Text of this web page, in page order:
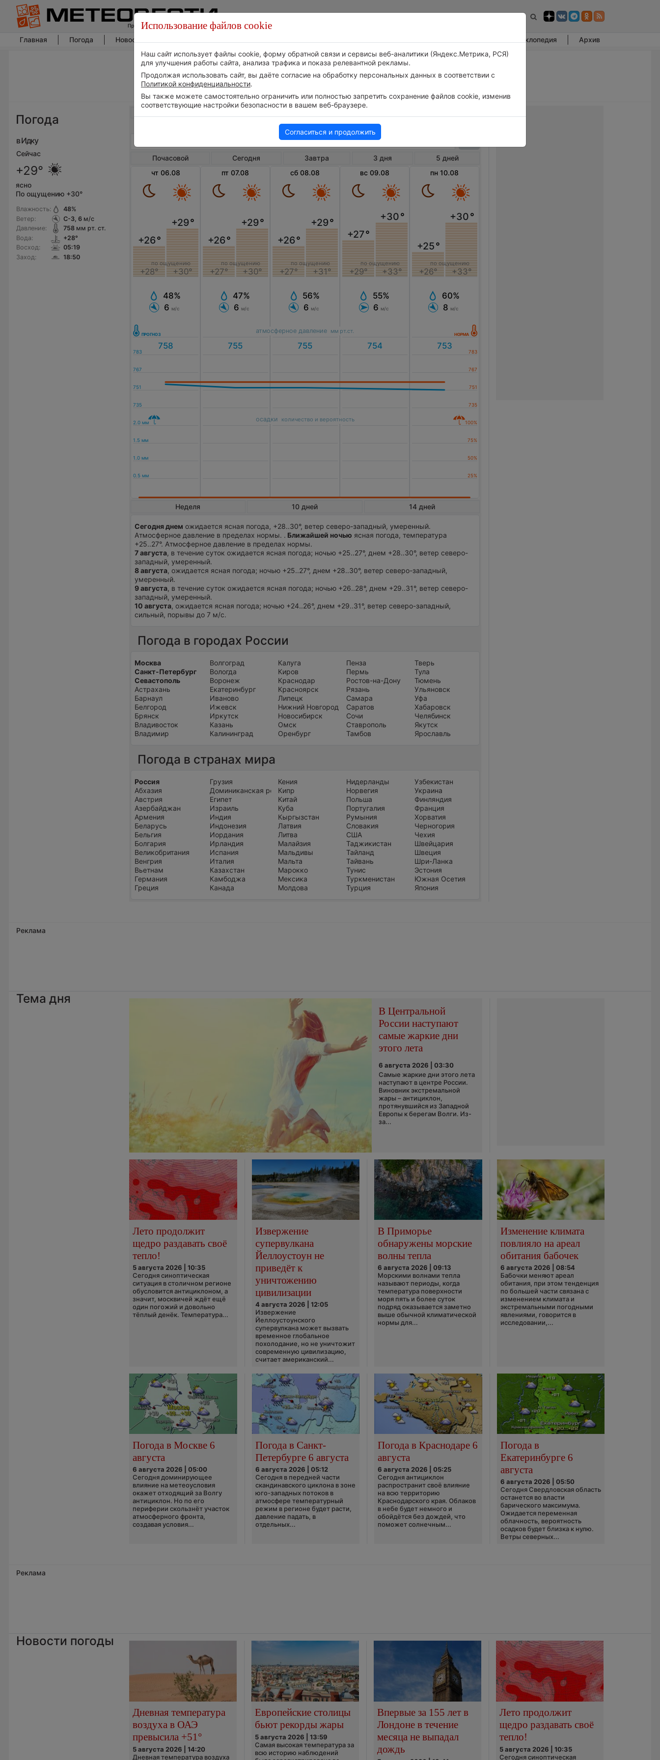
Главная Погода Новости погоды Энциклопедия Архив
Погода
в Идку
Сейчас
+29°
ясно
По ощущению +30°
Влажность:
Ветер:
Давление:
Вода:
Восход:
Заход:
48%
С-З, 6м/с
758мм рт. ст.
+28°
05:19
18:50
Погода в Идку
Почасовой Сегодня Завтра 3 дня
5 дней
чт 06.08
+26°
+28°
+29°
+30°
по ощущению
48%
6 м/с
пт 07.08
+26°
+27°
+29°
+30°
по ощущению
47%
6 м/с
сб 08.08
+26°
+27°
+29°
+31°
по ощущению
56%
6 м/с
вс 09.08
+27°
+29°
+30°
+33°
по ощущению
55%
6 м/с
пн 10.08
+25°
+26°
+30°
+33°
по ощущению
60%
8 м/с
атмосферное давление мм рт.ст.
осадки количество и вероятность
Неделя 10 дней 14 дней
Сегодня днем ожидается ясная погода, +28..30°, ветер северо-западный, умеренный.
Атмосферное давление в пределах нормы. . Ближайшей ночью ясная погода, температура
+25..27°. Атмосферное давление в пределах нормы.
7 августа, в течение суток ожидается ясная погода; ночью +25..27°, днем +28..30°, ветер северо-
западный, умеренный.
8 августа, ожидается ясная погода; ночью +25..27°, днем +28..30°, ветер северо-западный,
умеренный.
9 августа, в течение суток ожидается ясная погода; ночью +26..28°, днем +29..31°, ветер северо-
западный, умеренный.
10 августа, ожидается ясная погода; ночью +24..26°, днем +29..31°, ветер северо-западный,
сильный, порывы до 7 м/с.
Погода в городах России
Москва
Санкт-Петербург
Севастополь
Астрахань
Барнаул
Белгород
Брянск
Владивосток
Владимир
Волгоград
Вологда
Воронеж
Екатеринбург
Иваново
Ижевск
Иркутск
Казань
Калининград
Калуга
Киров
Краснодар
Красноярск
Липецк
Нижний Новгород
Новосибирск
Омск
Оренбург
Пенза
Пермь
Ростов-на-Дону
Рязань
Самара
Саратов
Сочи
Ставрополь
Тамбов
Тверь
Тула
Тюмень
Ульяновск
Уфа
Хабаровск
Челябинск
Якутск
Ярославль
Погода в странах мира
Россия
Абхазия
Австрия
Азербайджан
Армения
Беларусь
Бельгия
Болгария
Великобритания
Венгрия
Вьетнам
Германия
Греция
Грузия
Доминиканская республика
Египет
Израиль
Индия
Индонезия
Иордания
Ирландия
Испания
Италия
Казахстан
Камбоджа
Канада
Кения
Кипр
Китай
Куба
Кыргызстан
Латвия
Литва
Малайзия
Мальдивы
Мальта
Марокко
Мексика
Молдова
Нидерланды
Норвегия
Польша
Португалия
Румыния
Словакия
США
Таджикистан
Тайланд
Тайвань
Тунис
Туркменистан
Турция
Узбекистан
Украина
Финляндия
Франция
Хорватия
Черногория
Чехия
Швейцария
Швеция
Шри-Ланка
Эстония
Южная Осетия
Япония
Реклама
Тема дня
В Центральной
России наступают
самые жаркие дни
этого лета
6 августа 2026 | 03:30
Самые жаркие дни этого лета
наступают в центре России.
Виновник экстремальной
жары – антициклон,
протянувшийся из Западной
Европы к берегам Волги. Из-
за...
Лето продолжит
щедро раздавать своё
тепло!
5 августа 2026 | 10:35
Сегодня синоптическая
ситуация в столичном регионе
обусловится антициклоном, а
значит, москвичей ждёт ещё
один погожий и довольно
тёплый денёк. Температура...
Извержение
супервулкана
Йеллоустоун не
приведёт к
уничтожению
цивилизации
4 августа 2026 | 12:05
Извержение
Йеллоустоунского
супервулкана может вызвать
временное глобальное
похолодание, но не уничтожит
современную цивилизацию,
считает американский...
В Приморье
обнаружены морские
волны тепла
6 августа 2026 | 09:13
Морскими волнами тепла
называют периоды, когда
температура поверхности
моря пять и более суток
подряд оказывается заметно
выше обычной климатической
нормы для...
Изменение климата
повлияло на ареал
обитания бабочек
6 августа 2026 | 08:54
Бабочки меняют ареал
обитания, при этом тенденция
по большей части связана с
изменением климата и
экстремальными погодными
явлениями, говорится в
исследовании,...
Погода в Москве 6
августа
6 августа 2026 | 05:00
Сегодня доминирующее
влияние на метеоусловия
окажет отходящий за Волгу
антициклон. Но по его
периферии скользнёт участок
атмосферного фронта,
создавая условия...
Погода в Санкт-
Петербурге 6 августа
6 августа 2026 | 05:12
Сегодня в передней части
скандинавского циклона в зоне
юго-западных потоков в
атмосфере температурный
режим в регионе будет расти,
давление падать, в
отдельных...
Погода в Краснодаре 6
августа
6 августа 2026 | 05:25
Сегодня антициклон
распространит своё влияние
на всю территорию
Краснодарского края. Облаков
в небе будет немного и
обойдётся без дождей, что
поможет солнечным...
Погода в
Екатеринбурге 6
августа
6 августа 2026 | 05:50
Сегодня Свердловская область
останется во власти
барического максимума.
Ожидается переменная
облачность, вероятность
осадков будет близка к нулю.
Ветры северных...
Реклама
Новости погоды
Дневная температура
воздуха в ОАЭ
превысила +51°
5 августа 2026 | 14:20
Дневная температура воздуха
Европейские столицы
бьют рекорды жары
5 августа 2026 | 13:59
Самая высокая температура за
всю историю наблюдений
Впервые за 155 лет в
Лондоне в течение
месяца не выпадал
дождь
Лето продолжит
щедро раздавать своё
тепло!
5 августа 2026 | 10:35
Сегодня синоптическая
Использование файлов cookie
Наш сайт использует файлы cookie, форму обратной связи и сервисы веб-аналитики (Яндекс.Метрика, РСЯ)
для улучшения работы сайта, анализа трафика и показа релевантной рекламы.
Продолжая использовать сайт, вы даёте согласие на обработку персональных данных в соответствии с
Политикой конфиденциальности.
Вы также можете самостоятельно ограничить или полностью запретить сохранение файлов cookie, изменив
соответствующие настройки безопасности в вашем веб-браузере.
Согласиться и продолжить